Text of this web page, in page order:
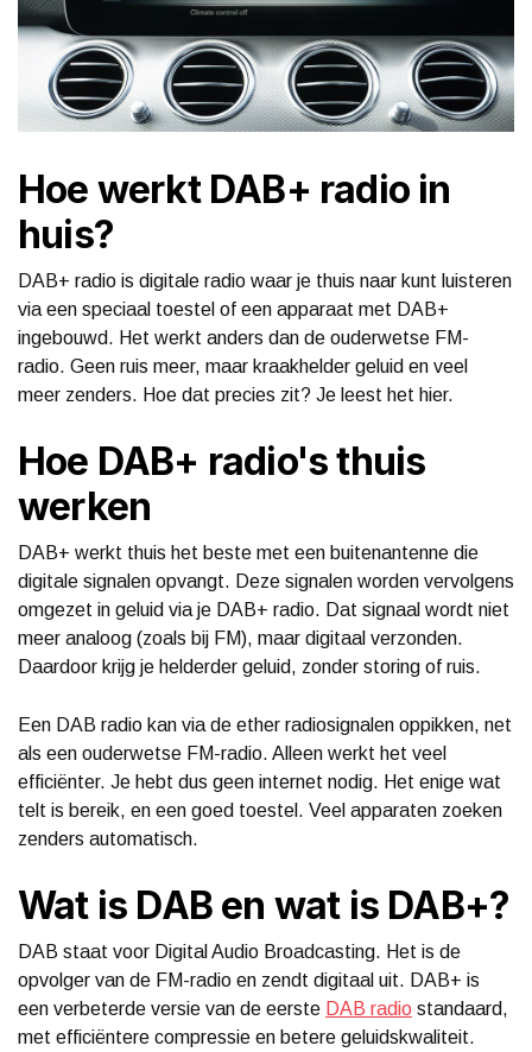
Hoe werkt DAB+ radio in
huis?
DAB+ radio is digitale radio waar je thuis naar kunt luisteren
via een speciaal toestel of een apparaat met DAB+
ingebouwd. Het werkt anders dan de ouderwetse FM-
radio. Geen ruis meer, maar kraakhelder geluid en veel
meer zenders. Hoe dat precies zit? Je leest het hier.
Hoe DAB+ radio's thuis
werken
DAB+ werkt thuis het beste met een buitenantenne die
digitale signalen opvangt. Deze signalen worden vervolgens
omgezet in geluid via je DAB+ radio. Dat signaal wordt niet
meer analoog (zoals bij FM), maar digitaal verzonden.
Daardoor krijg je helderder geluid, zonder storing of ruis.
Een DAB radio kan via de ether radiosignalen oppikken, net
als een ouderwetse FM-radio. Alleen werkt het veel
efficiënter. Je hebt dus geen internet nodig. Het enige wat
telt is bereik, en een goed toestel. Veel apparaten zoeken
zenders automatisch.
Wat is DAB en wat is DAB+?
DAB staat voor Digital Audio Broadcasting. Het is de
opvolger van de FM-radio en zendt digitaal uit. DAB+ is
een verbeterde versie van de eerste DAB radio standaard,
met efficiëntere compressie en betere geluidskwaliteit.